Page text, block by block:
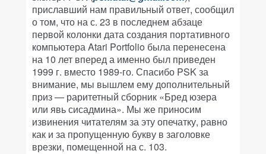
приславший нам правильный ответ, сообщил
о том, что на с. 23 в последнем абзаце
первой колонки дата создания портативного
компьютера Atari Portfolio была перенесена
на 10 лет вперед а именно был приведен
1999 г. вместо 1989-го. Спасибо PSK за
внимание, мы вышлем ему дополнительный
приз — раритетный сборник «Бред юзера
или явь сисадмина». Мы же приносим
извинения читателям за эту опечатку, равно
как и за пропущенную букву в заголовке
врезки, помещенной на с. 103.